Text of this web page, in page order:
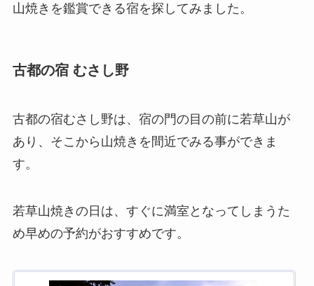
山焼きを鑑賞できる宿を探してみました。
古都の宿 むさし野
古都の宿むさし野は、宿の門の目の前に若草山が
あり、そこから山焼きを間近でみる事ができま
す。
若草山焼きの日は、すぐに満室となってしまうた
め早めの予約がおすすめです。